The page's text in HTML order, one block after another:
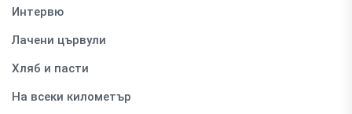
Интервю
Лачени цървули
Хляб и пасти
На всеки километър